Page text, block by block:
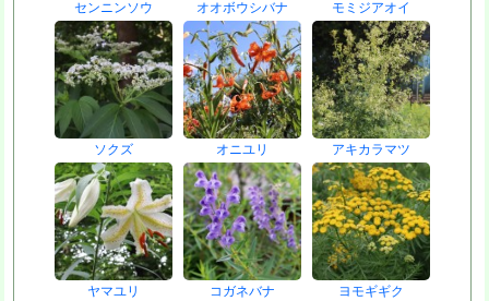
センニンソウ オオボウシバナ モミジアオイ
ソクズ オニユリ アキカラマツ
ヤマユリ コガネバナ ヨモギギク